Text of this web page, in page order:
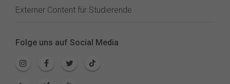
Externer Content für Studierende
Folge uns auf Social Media